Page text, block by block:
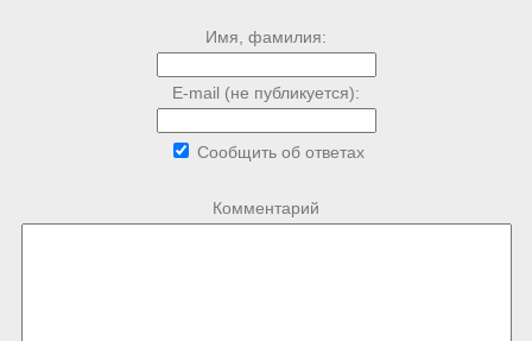
Имя, фамилия:
E-mail (не публикуется):
Сообщить об ответах
Комментарий